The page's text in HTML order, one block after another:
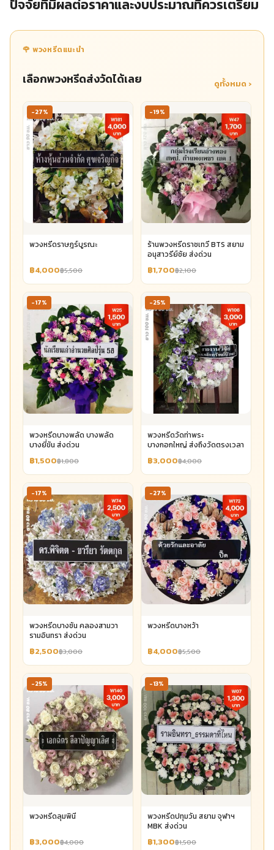
ปัจจัยที่มีผลต่อราคาและงบประมาณที่ควรเตรียม
🌹 พวงหรีดแนะนำ
เลือกพวงหรีดส่งวัดได้เลย ดูทั้งหมด ›
-27%
พวงหรีดราษฎร์บูรณะ
฿4,000฿5,500
-19%
ร้านพวงหรีดราชเทวี BTS สยาม
อนุสาวรีย์ชัย ส่งด่วน
฿1,700฿2,100
-17%
พวงหรีดบางพลัด บางพลัด
บางยี่ขัน ส่งด่วน
฿1,500฿1,800
-25%
พวงหรีดวัดท่าพระ
บางกอกใหญ่ ส่งถึงวัดตรงเวลา
฿3,000฿4,000
-17%
พวงหรีดบางชัน คลองสามวา
รามอินทรา ส่งด่วน
฿2,500฿3,000
-27%
พวงหรีดบางหว้า
฿4,000฿5,500
-25%
พวงหรีดลุมพินี
฿3,000฿4,000
-13%
พวงหรีดปทุมวัน สยาม จุฬาฯ
MBK ส่งด่วน
฿1,300฿1,500